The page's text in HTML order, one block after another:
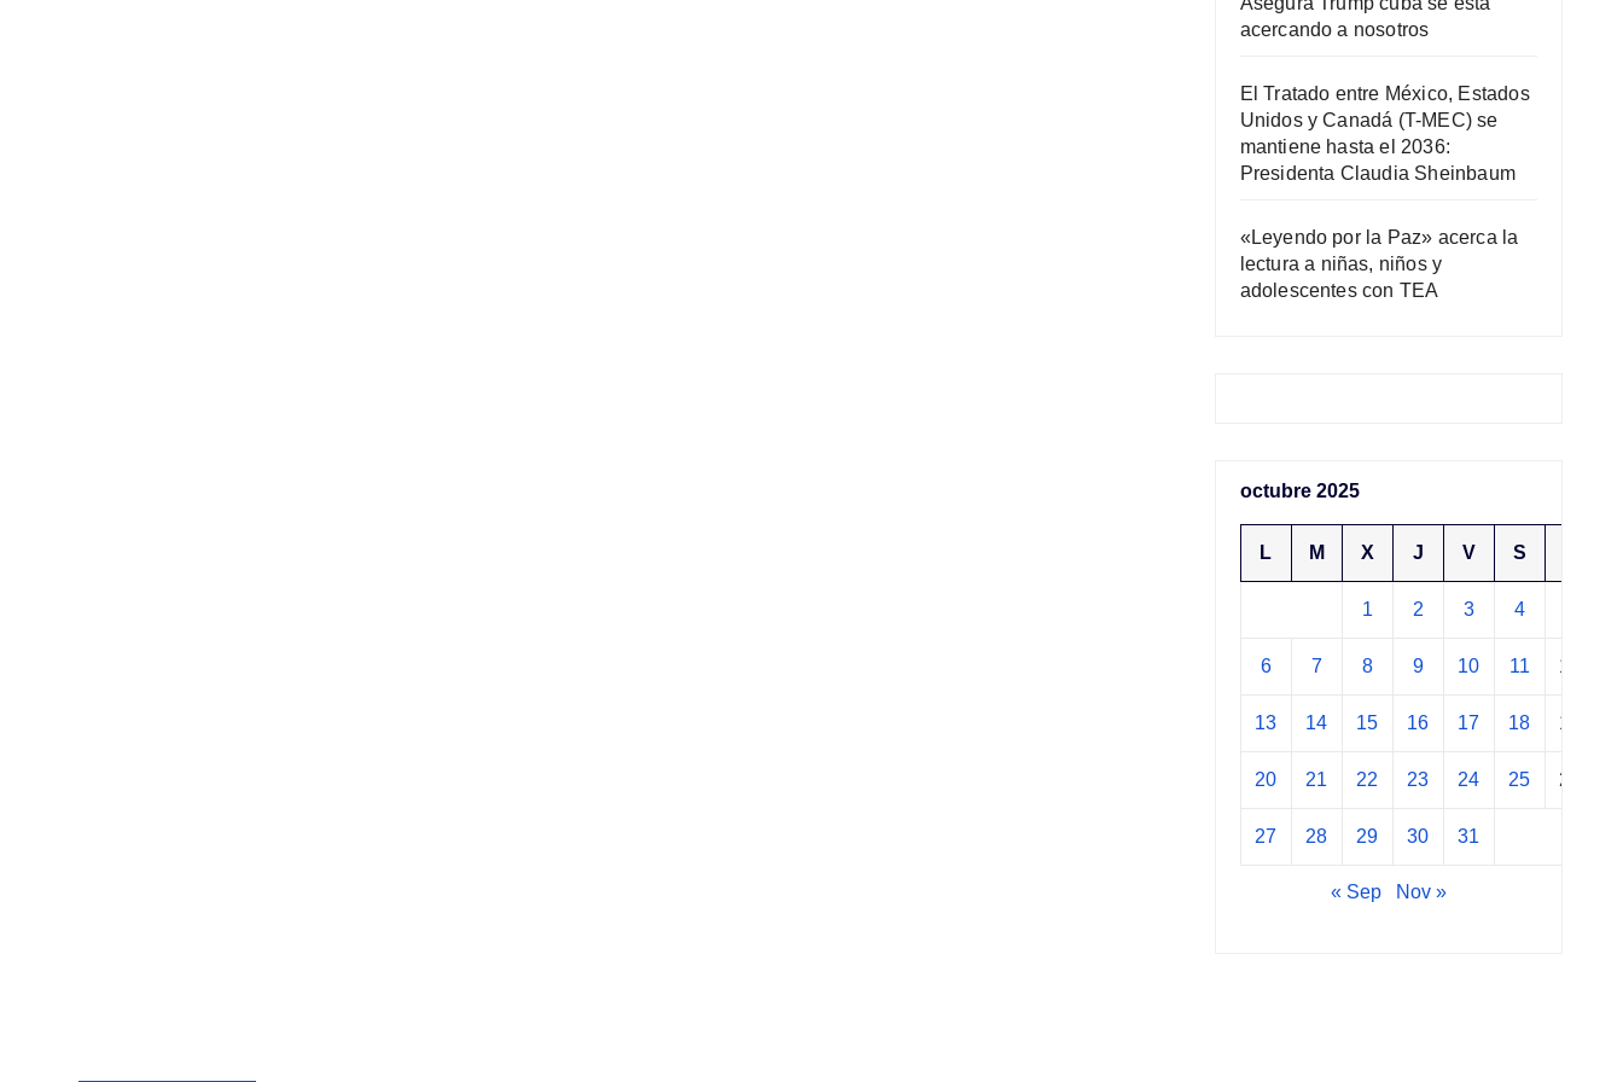
acercando a nosotros
El Tratado entre México, Estados
Unidos y Canadá (T-MEC) se
mantiene hasta el 2036:
Presidenta Claudia Sheinbaum
«Leyendo por la Paz» acerca la
lectura a niñas, niños y
adolescentes con TEA
octubre 2025
L M X J V S
1 2 3 4
6 7 8 9 10 11 12
13 14 15 16 17 18 19
20 21 22 23 24 25 26
27 28 29 30 31
« Sep Nov »